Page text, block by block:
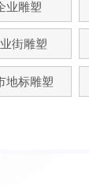
业雕塑
街雕塑
地标雕塑